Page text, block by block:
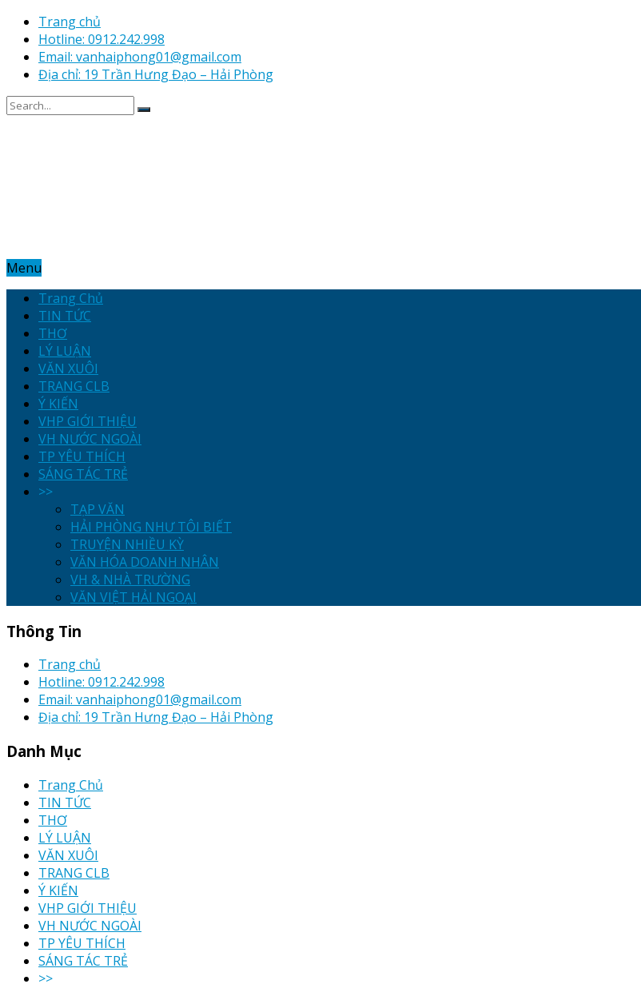
Trang chủ
Hotline: 0912.242.998
Email: vanhaiphong01@gmail.com
Địa chỉ: 19 Trần Hưng Đạo – Hải Phòng
Menu
Trang Chủ
TIN TỨC
THƠ
LÝ LUẬN
VĂN XUÔI
TRANG CLB
Ý KIẾN
VHP GIỚI THIỆU
VH NƯỚC NGOÀI
TP YÊU THÍCH
SÁNG TÁC TRẺ
>>
TẠP VĂN
HẢI PHÒNG NHƯ TÔI BIẾT
TRUYỆN NHIỀU KỲ
VĂN HÓA DOANH NHÂN
VH & NHÀ TRƯỜNG
VĂN VIỆT HẢI NGOẠI
Thông Tin
Trang chủ
Hotline: 0912.242.998
Email: vanhaiphong01@gmail.com
Địa chỉ: 19 Trần Hưng Đạo – Hải Phòng
Danh Mục
Trang Chủ
TIN TỨC
THƠ
LÝ LUẬN
VĂN XUÔI
TRANG CLB
Ý KIẾN
VHP GIỚI THIỆU
VH NƯỚC NGOÀI
TP YÊU THÍCH
SÁNG TÁC TRẺ
>>